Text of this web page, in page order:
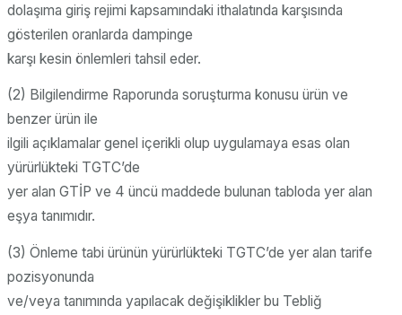
dolaşıma giriş rejimi kapsamındaki ithalatında karşısında
gösterilen oranlarda dampinge
karşı kesin önlemleri tahsil eder.
(2) Bilgilendirme Raporunda soruşturma konusu ürün ve
benzer ürün ile
ilgili açıklamalar genel içerikli olup uygulamaya esas olan
yürürlükteki TGTC’de
yer alan GTİP ve 4 üncü maddede bulunan tabloda yer alan
eşya tanımıdır.
(3) Önleme tabi ürünün yürürlükteki TGTC’de yer alan tarife
pozisyonunda
ve/veya tanımında yapılacak değişiklikler bu Tebliğ